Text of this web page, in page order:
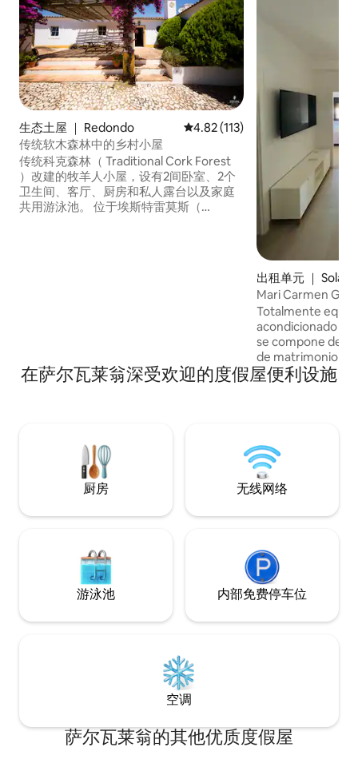
生态土屋 ｜ Redondo 平均评分 4.82 分（满分 5 分），
4.82 (113)
传统软木森林中的乡村小屋
传统科克森林（ Traditional Cork Forest
）改建的牧羊人小屋，设有2间卧室、2个
卫生间、客厅、厨房和私人露台以及家庭
共用游泳池。 位于埃斯特雷莫斯（
Serra d 'Ossa位于海拔500米处，拥有欧洲
们看到/听到的鸟类。 以下是一些： White
Stork、Booted Eagle、Red Kite、
Kestrel、Cuckoo、Tawny Owl、
Hoopoe、Red Rumped Swallow、Great
Bustard、Little Bustard和Bee Eater。 参
场仅一小时车程，您还可以探索附近的城
镇，包括Evora （联合国教科文组织世界
遗产）、以周六早市闻名的Estremoz、
Vila Viçosa及其两座皇家宫殿、
Reguengos甚至邻近的西班牙。 您也可以
种植了一个开阔的山谷中，种植了
Alicante Bouschet、Aragonêz、Touriga
Nactional和Syrah优质葡萄。 大多数葡萄
都是出售的；但是，在葡萄牙的Cem Reis
标签下出售的高品质红葡萄酒时，保留了
一系列最优质的葡萄酒，在荷兰以Het
出租单元 ｜
Mari Carmen
Totalmente
acondicionado y
se compone de
de matrimonio de
completo, cocina
con cafetera,
cama tanto para
como para el
toallas para cada
在萨尔瓦莱翁深受欢迎的度假屋便利设施
厨房 无线网络
游泳池 内部免费停车位
空调
萨尔瓦莱翁的其他优质度假屋